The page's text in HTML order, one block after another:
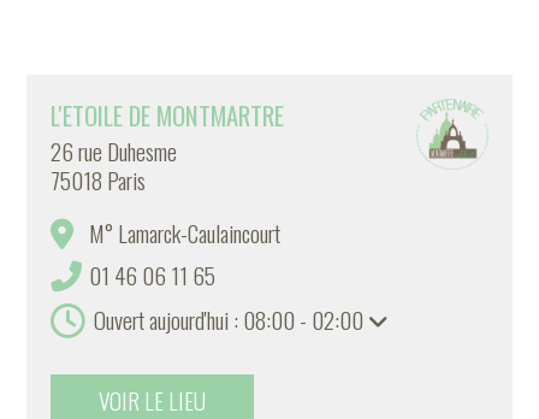
L'ETOILE DE MONTMARTRE
26 rue Duhesme
75018 Paris
M° Lamarck-Caulaincourt
01 46 06 11 65
Ouvert aujourd'hui : 08:00 - 02:00
VOIR LE LIEU